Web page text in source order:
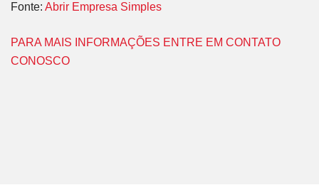
Fonte: Abrir Empresa Simples
PARA MAIS INFORMAÇÕES ENTRE EM CONTATO
CONOSCO